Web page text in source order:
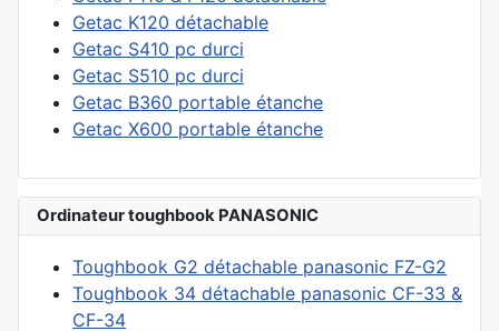
Getac K120 détachable
Getac S410 pc durci
Getac S510 pc durci
Getac B360 portable étanche
Getac X600 portable étanche
Ordinateur toughbook PANASONIC
Toughbook G2 détachable panasonic FZ-G2
Toughbook 34 détachable panasonic CF-33 &
CF-34